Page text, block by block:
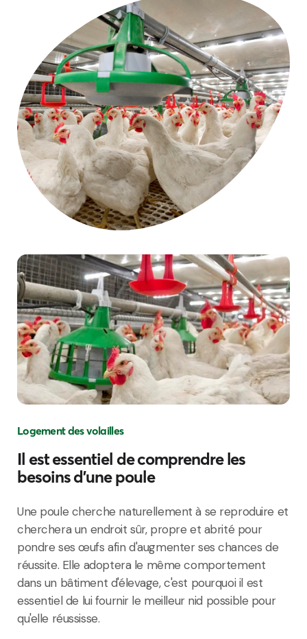
Logement des volailles
Il est essentiel de comprendre les
besoins d'une poule
Une poule cherche naturellement à se reproduire et
chercheraun endroit sûr, propre et abrité pour
pondre ses œufs afin d'augmenter ses chances de
réussite. Elle adopterale même comportement
dans un bâtiment d'élevage,c'est pourquoiil est
essentielde lui fournirle meilleur nid possible pour
qu'elle réussisse.